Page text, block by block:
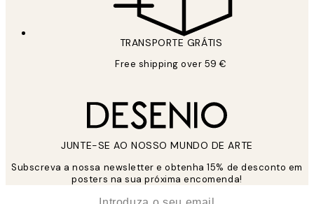
TRANSPORTE GRÁTIS
Free shipping over 59 €
JUNTE-SE AO NOSSO MUNDO DE ARTE
Subscreva a nossa newsletter e obtenha 15% de desconto em
posters na sua próxima encomenda!